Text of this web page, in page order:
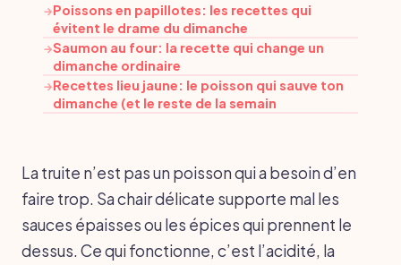
→Poissons en papillotes: les recettes qui
évitent le drame du dimanche
→Saumon au four: la recette qui change un
dimanche ordinaire
→Recettes lieu jaune: le poisson qui sauve ton
dimanche (et le reste de la semain
La truite n’est pas un poisson qui a besoin d’en
faire trop. Sa chair délicate supporte mal les
sauces épaisses ou les épices qui prennent le
dessus. Ce qui fonctionne, c’est l’acidité, la